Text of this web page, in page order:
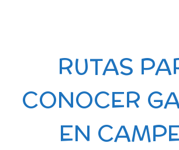
RUTAS
CONOCER
EN